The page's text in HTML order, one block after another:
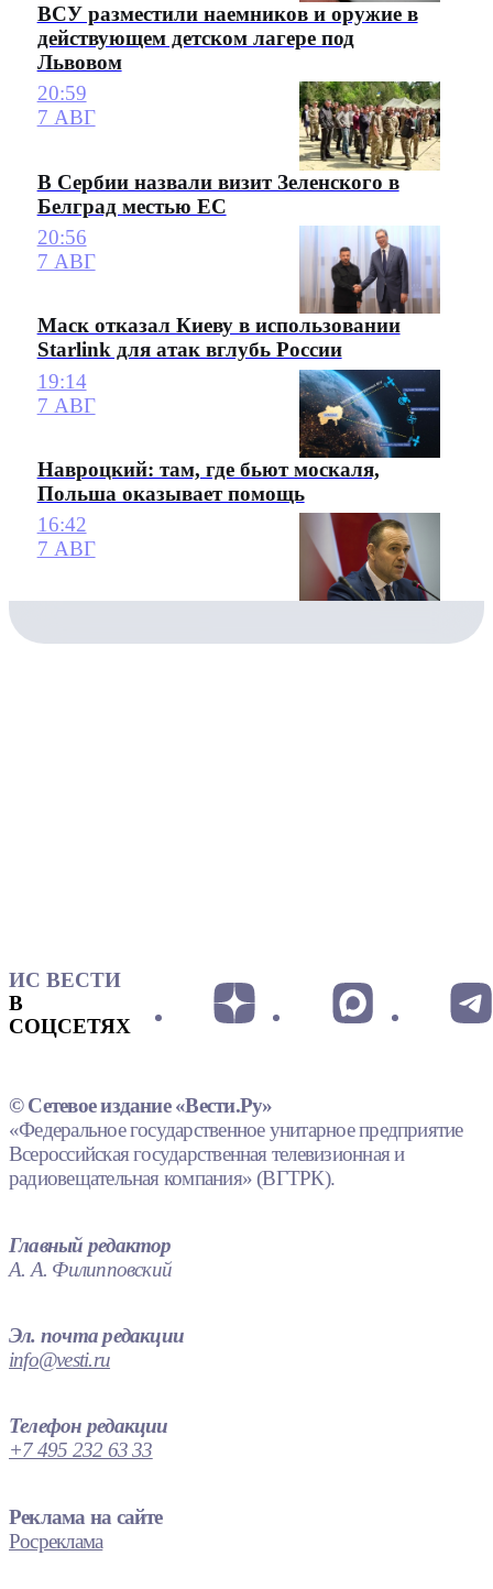
ВСУ разместили наемников и оружие в
действующем детском лагере под
Львовом
20:59
7 АВГ
В Сербии назвали визит Зеленского в
Белград местью ЕС
20:56
7 АВГ
Маск отказал Киеву в использовании
Starlink для атак вглубь России
19:14
7 АВГ
Навроцкий: там, где бьют москаля,
Польша оказывает помощь
16:42
7 АВГ
ИС ВЕСТИ
В
СОЦСЕТЯХ
© Сетевое издание «Вести.Ру»
«Федеральное государственное унитарное предприятие
Всероссийская государственная телевизионная и
радиовещательная компания» (ВГТРК).
Главный редактор
А. А. Филипповский
Эл. почта редакции
info@vesti.ru
Телефон редакции
+7 495 232 63 33
Реклама на сайте
Росреклама